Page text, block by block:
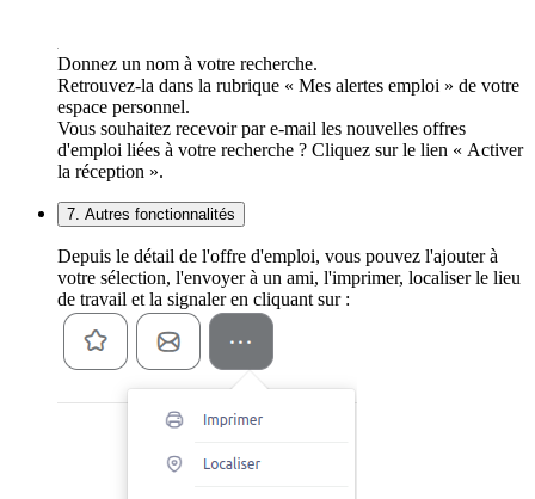
Donnez un nom à votre recherche.
Retrouvez-la dans la rubrique « Mes alertes emploi » de votre
espace personnel.
Vous souhaitez recevoir par e-mail les nouvelles offres
d'emploi liées à votre recherche ? Cliquez sur le lien « Activer
la réception ».
7. Autres fonctionnalités
Depuis le détail de l'offre d'emploi, vous pouvez l'ajouter à
votre sélection, l'envoyer à un ami, l'imprimer, localiser le lieu
de travail et la signaler en cliquant sur :